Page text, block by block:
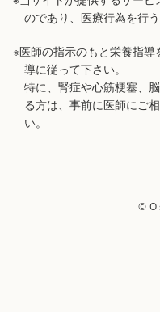
のであり、医療行為を行
※医師の指示のもと栄養指
導に従って下さい。
特に、腎症や心筋梗塞、
る方は、事前に医師にご
い。
©